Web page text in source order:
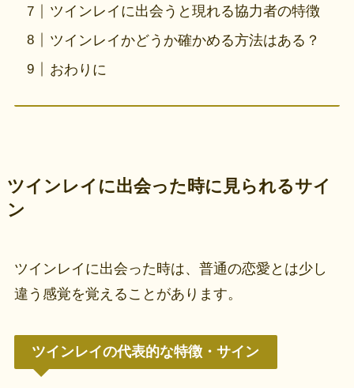
ツインレイに出会うと現れる協力者の特徴
ツインレイかどうか確かめる方法はある？
おわりに
ツインレイに出会った時に見られるサイ
ン
ツインレイに出会った時は、普通の恋愛とは少し
違う感覚を覚えることがあります。
ツインレイの代表的な特徴・サイン